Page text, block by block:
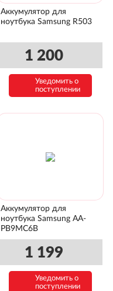
Аккумулятор для
ноутбука Samsung R503
1 200
Уведомить о
поступлении
Аккумулятор для
ноутбука Samsung AA-
PB9MC6B
1 199
Уведомить о
поступлении